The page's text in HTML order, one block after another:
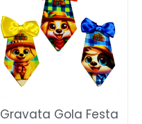
Gravata Gola Festa